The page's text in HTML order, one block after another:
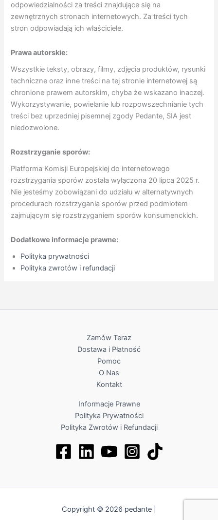
odpowiedzialności za treści znajdujące się na
zewnętrznych stronach internetowych. Za treści tych
stron odpowiadają ich właściciele.
Prawa autorskie:
Wszystkie teksty, obrazy, filmy, zdjęcia produktów, rysunki
techniczne oraz inne treści na tej stronie internetowej są
chronione prawem autorskim, chyba że wskazano inaczej.
Wykorzystywanie, powielanie lub rozpowszechnianie tych
treści bez uprzedniej pisemnej zgody Pedante, SIA jest
niedozwolone.
Rozstrzyganie sporów:
Platforma Komisji Europejskiej do internetowego
rozstrzygania sporów została wyłączona 20 lipca 2025 r.
Nie jesteśmy zobowiązani do udziału w alternatywnych
procedurach rozstrzygania sporów przed podmiotem
zajmującym się rozstrzyganiem sporów konsumenckich.
Dodatkowe informacje prawne:
Polityka prywatności
Polityka zwrotów i refundacji
Zamów Teraz
Dostawa i Płatność
Pomoc
O Nas
Kontakt
Informacje Prawne
Polityka Prywatności
Polityka Zwrotów i Refundacji
Copyright © 2026 pedante |